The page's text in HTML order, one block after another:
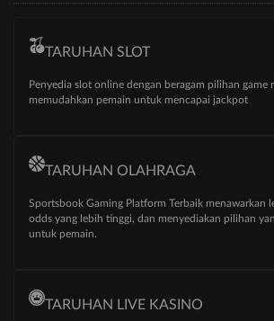
TARUHAN SLOT
Penyedia slot online dengan beragam pilihan game
memudahkan pemain untuk mencapai jackpot
TARUHAN OLAHRAGA
Sportsbook Gaming Platform Terbaik menawarkan
odds yang lebih tinggi, dan menyediakan pilihan
untuk pemain.
TARUHAN LIVE KASINO